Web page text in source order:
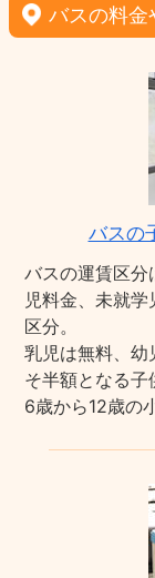
バスの料金
バスの
バスの運賃区分
児料金、未就
区分。
乳児は無料、幼
そ半額となる子
6歳から12歳の